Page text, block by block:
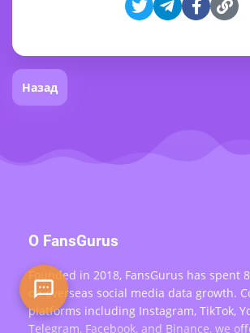
Назад
О FansGurus
Founded in 2018, FansGurus has spent
on overseas social media data growth.
platforms including Instagram, TikTok,
Telegram, Facebook, and Binance, we